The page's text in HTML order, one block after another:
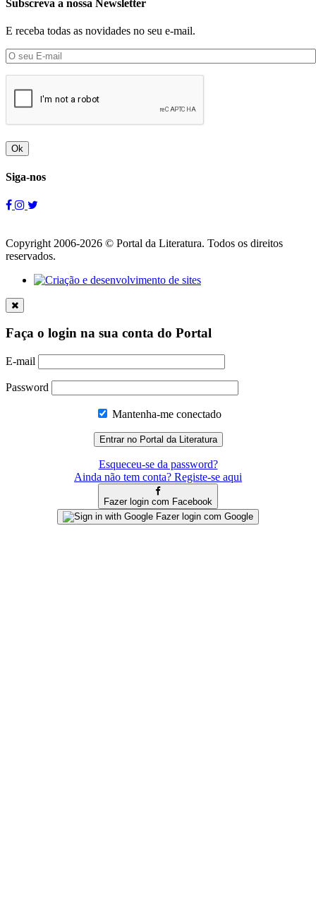
Subscreva a nossa Newsletter
E receba todas as novidades no seu e-mail.
Ok
Siga-nos
Copyright 2006-2026 © Portal da Literatura. Todos os direitos
reservados.
Faça o login na sua conta do Portal
E-mail
Password
Mantenha-me conectado
Esqueceu-se da password?
Ainda não tem conta? Registe-se aqui
Fazer login com Facebook
Fazer login com Google